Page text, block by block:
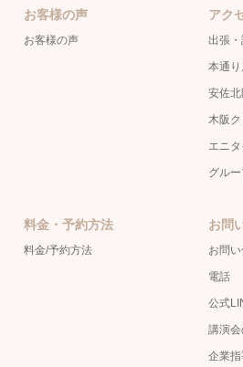
お客様の声
お客様の声
アク
出張・
本通
安佐
木阪
エニ
グル
料金・予約方法
料金/予約方法
お問
お問
電話
公式
講演
企業